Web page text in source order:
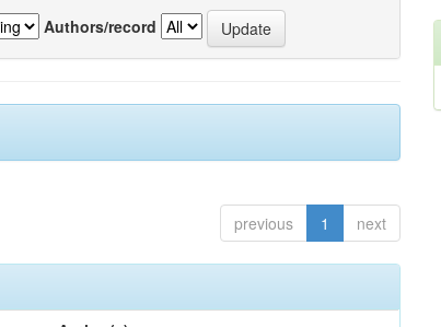
Authors/record
previous 1 next